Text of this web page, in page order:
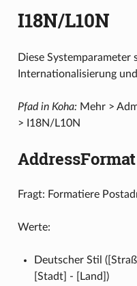
I18N/L10N
Diese
Internationalisierung
Pfad in Koha:Mehr >
> I18N/L10N
AddressFormat
Fragt: Formatiere
Werte:
Deutscher Stil
[Stadt] - [Land])